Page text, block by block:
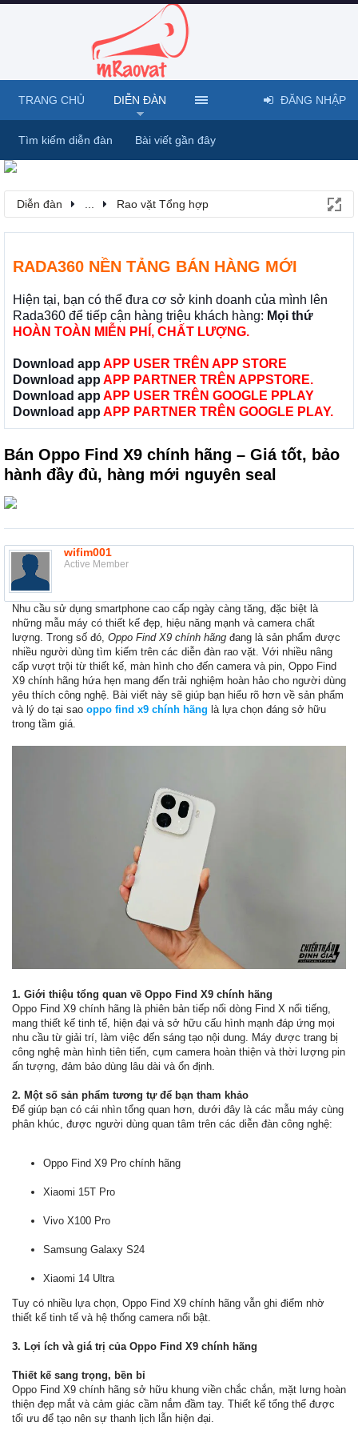
Diễn đàn Rao vặt Tổng hợp
RADA360 NỀN TẢNG BÁN HÀNG MỚI
Hiện tại, bạn có thể đưa cơ sở kinh doanh của mình lên
Rada360 để tiếp cận hàng triệu khách hàng: Mọi thứ
HOÀN TOÀN MIỄN PHÍ, CHẤT LƯỢNG.
Download app APP USER TRÊN APP STORE
Download app APP PARTNER TRÊN APPSTORE.
Download app APP USER TRÊN GOOGLE PPLAY
Download app APP PARTNER TRÊN GOOGLE PLAY.
Bán Oppo Find X9 chính hãng – Giá tốt, bảo
hành đầy đủ, hàng mới nguyên seal
wifim001
Active Member
Nhu cầu sử dụng smartphone cao cấp ngày càng tăng, đặc biệt là
những mẫu máy có thiết kế đẹp, hiệu năng mạnh và camera chất
lượng. Trong số đó, Oppo Find X9 chính hãng đang là sản phẩm được
nhiều người dùng tìm kiếm trên các diễn đàn rao vặt. Với nhiều nâng
cấp vượt trội từ thiết kế, màn hình cho đến camera và pin, Oppo Find
X9 chính hãng hứa hẹn mang đến trải nghiệm hoàn hảo cho người dùng
yêu thích công nghệ. Bài viết này sẽ giúp bạn hiểu rõ hơn về sản phẩm
và lý do tại sao oppo find x9 chính hãng là lựa chọn đáng sở hữu
trong tầm giá.
1. Giới thiệu tổng quan về Oppo Find X9 chính hãng
Oppo Find X9 chính hãng là phiên bản tiếp nối dòng Find X nổi tiếng,
mang thiết kế tinh tế, hiện đại và sở hữu cấu hình mạnh đáp ứng mọi
nhu cầu từ giải trí, làm việc đến sáng tạo nội dung. Máy được trang bị
công nghệ màn hình tiên tiến, cụm camera hoàn thiện và thời lượng pin
ấn tượng, đảm bảo dùng lâu dài và ổn định.
2. Một số sản phẩm tương tự để bạn tham khảo
Để giúp bạn có cái nhìn tổng quan hơn, dưới đây là các mẫu máy cùng
phân khúc, được người dùng quan tâm trên các diễn đàn công nghệ:
Oppo Find X9 Pro chính hãng
Xiaomi 15T Pro
Vivo X100 Pro
Samsung Galaxy S24
Xiaomi 14 Ultra
Tuy có nhiều lựa chọn, Oppo Find X9 chính hãng vẫn ghi điểm nhờ
thiết kế tinh tế và hệ thống camera nổi bật.
3. Lợi ích và giá trị của Oppo Find X9 chính hãng
Thiết kế sang trọng, bền bỉ
Oppo Find X9 chính hãng sở hữu khung viền chắc chắn, mặt lưng hoàn
thiện đẹp mắt và cảm giác cầm nắm đầm tay. Thiết kế tổng thể được
tối ưu để tạo nên sự thanh lịch lẫn hiện đại.
TRANG CHỦ DIỄN ĐÀN
Tìm kiếm diễn đàn Bài viết gần đây
ĐĂNG NHẬP